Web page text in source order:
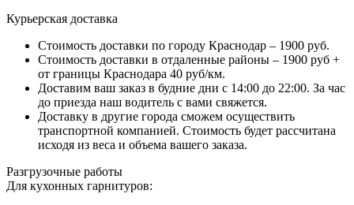
Курьерская доставка
Стоимость доставки по городу Краснодар – 1900 руб.
Стоимость доставки в отдаленные районы – 1900 руб +
от границы Краснодара 40 руб/км.
Доставим ваш заказ в будние дни с 14:00 до 22:00. За час
до приезда наш водитель с вами свяжется.
Доставку в другие города сможем осуществить
транспортной компанией. Стоимость будет рассчитана
исходя из веса и объема вашего заказа.
Разгрузочные работы
Для кухонных гарнитуров: